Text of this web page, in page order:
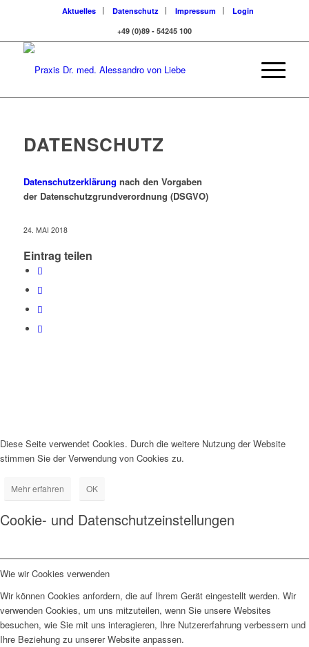
Aktuelles Datenschutz Impressum
Login
+49 (0)89 - 54245 100
DATENSCHUTZ
Datenschutzerklärung nach den Vorgaben
der Datenschutzgrundverordnung (DSGVO)
24. MAI 2018
Eintrag teilen
Diese Seite verwendet Cookies. Durch die weitere Nutzung der Website
stimmen Sie der Verwendung von Cookies zu.
Mehr erfahren OK
Cookie- und Datenschutzeinstellungen
Wie wir Cookies verwenden
Wir können Cookies anfordern, die auf Ihrem Gerät eingestellt werden. Wir
verwenden Cookies, um uns mitzuteilen, wenn Sie unsere Websites
besuchen, wie Sie mit uns interagieren, Ihre Nutzererfahrung verbessern und
Ihre Beziehung zu unserer Website anpassen.